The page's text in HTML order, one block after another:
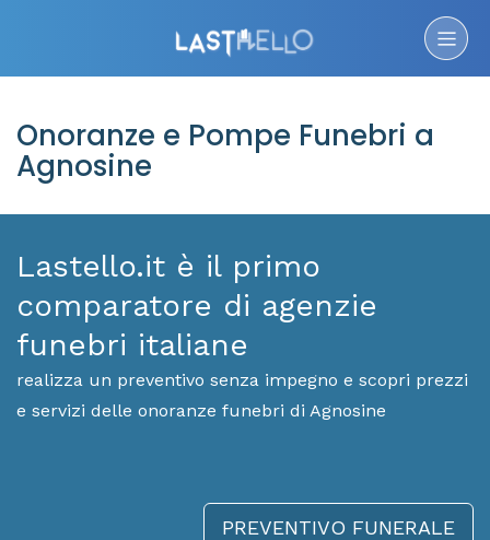
Onoranze e Pompe Funebri a
Agnosine
Lastello.it è il primo
comparatore di agenzie
funebri italiane
realizza un preventivo senza impegno e scopri prezzi
e servizi delle onoranze funebri di Agnosine
PREVENTIVO FUNERALE